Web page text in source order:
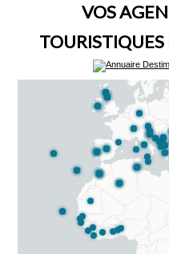
VOS
TOURISTIQUES